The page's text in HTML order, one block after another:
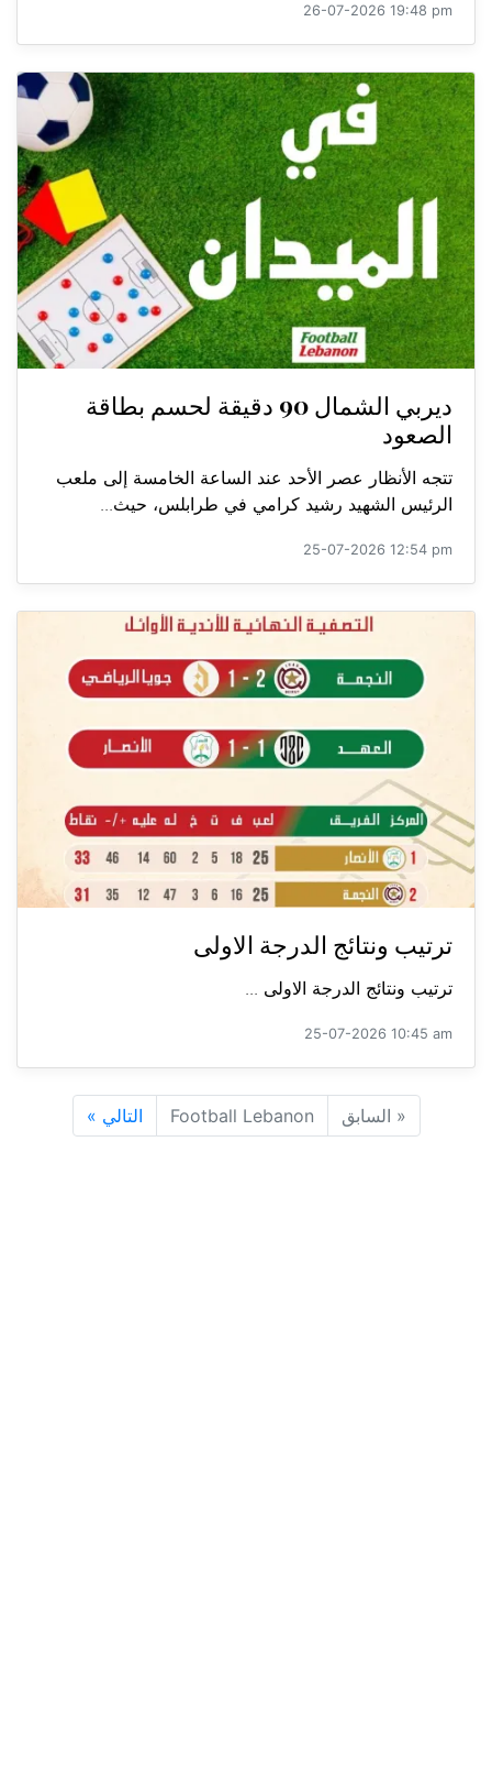
26-07-2026 19:48 pm
ديربي الشمال 90 دقيقة لحسم بطاقة
الصعود
تتجه الأنظار عصر الأحد عند الساعة الخامسة إلى ملعب
الرئيس الشهيد رشيد كرامي في طرابلس، حيث...
25-07-2026 12:54 pm
ترتيب ونتائج الدرجة الاولى
ترتيب ونتائج الدرجة الاولى ...
25-07-2026 10:45 am
« السابق Football Lebanon التالي »